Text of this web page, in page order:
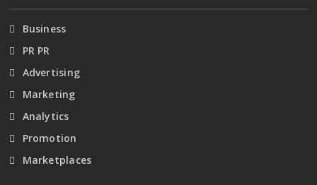
Business
PR PR
Advertising
Marketing
Analytics
Promotion
Marketplaces